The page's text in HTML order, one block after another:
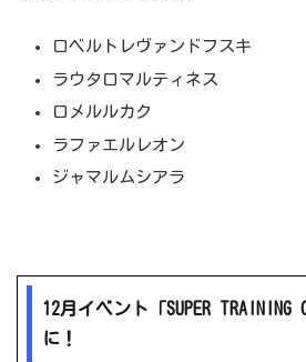
ロベルトレヴァンドフスキ
ラウタロマルティネス
ロメルルカク
ラファエルレオン
ジャマルムシアラ
12月イベント「SUPER TRAINING
に！